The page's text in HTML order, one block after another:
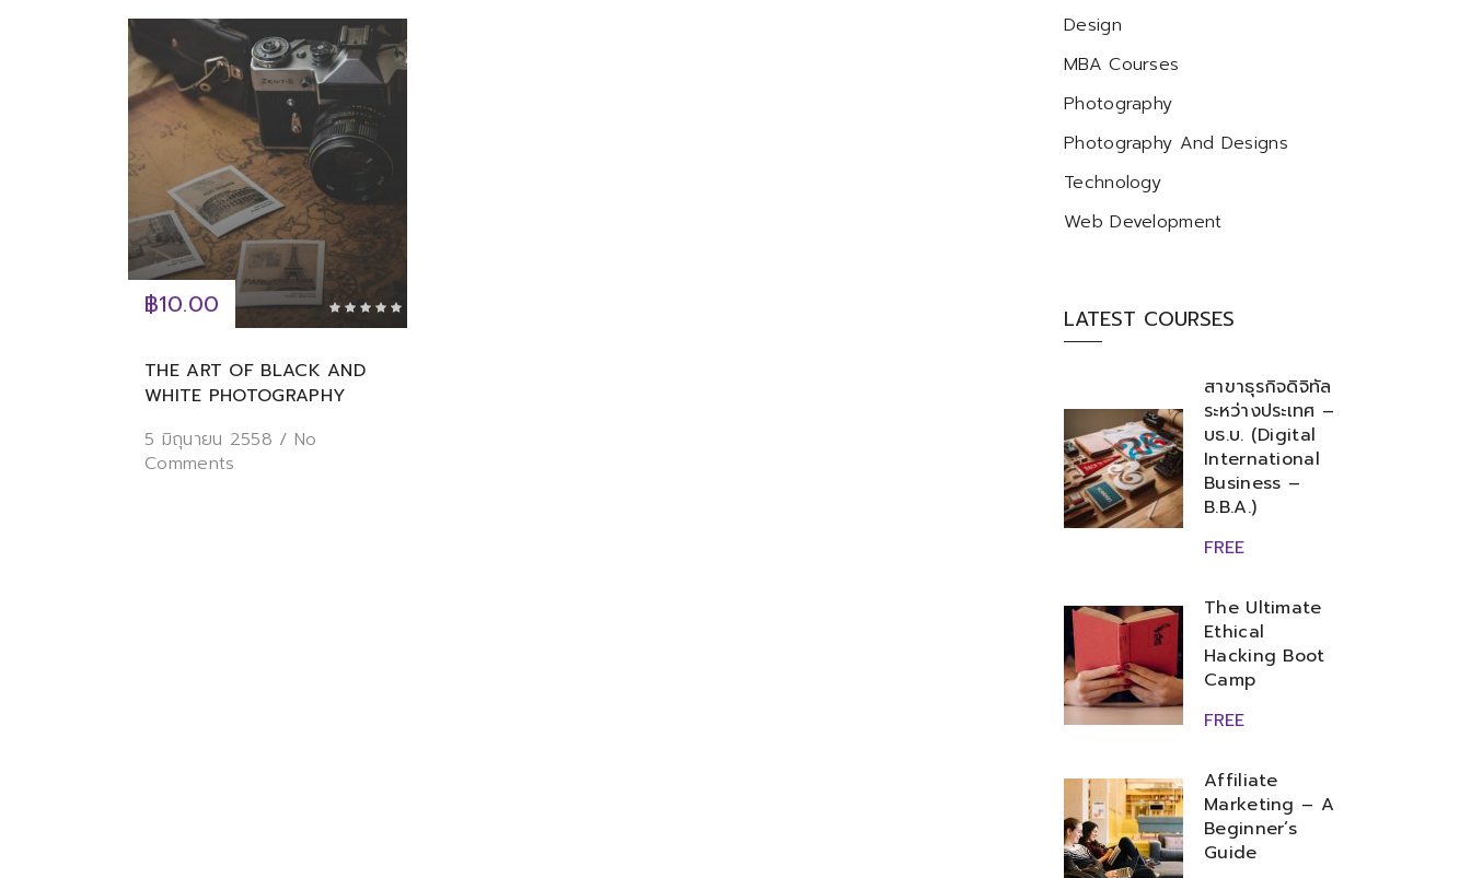
฿10.00
THE ART OF BLACK AND
WHITE PHOTOGRAPHY
5 มิถุนายน 2558 / No
Comments
Design
MBA Courses
Photography
Photography And Designs
Technology
Web Development
LATEST COURSES
สาขาธุรกิจดิจิทัล
ระหว่างประเทศ –
บธ.บ. (Digital
International
Business –
B.B.A.)
FREE
The Ultimate
Ethical
Hacking Boot
Camp
FREE
Affiliate
Marketing – A
Beginner’s
Guide